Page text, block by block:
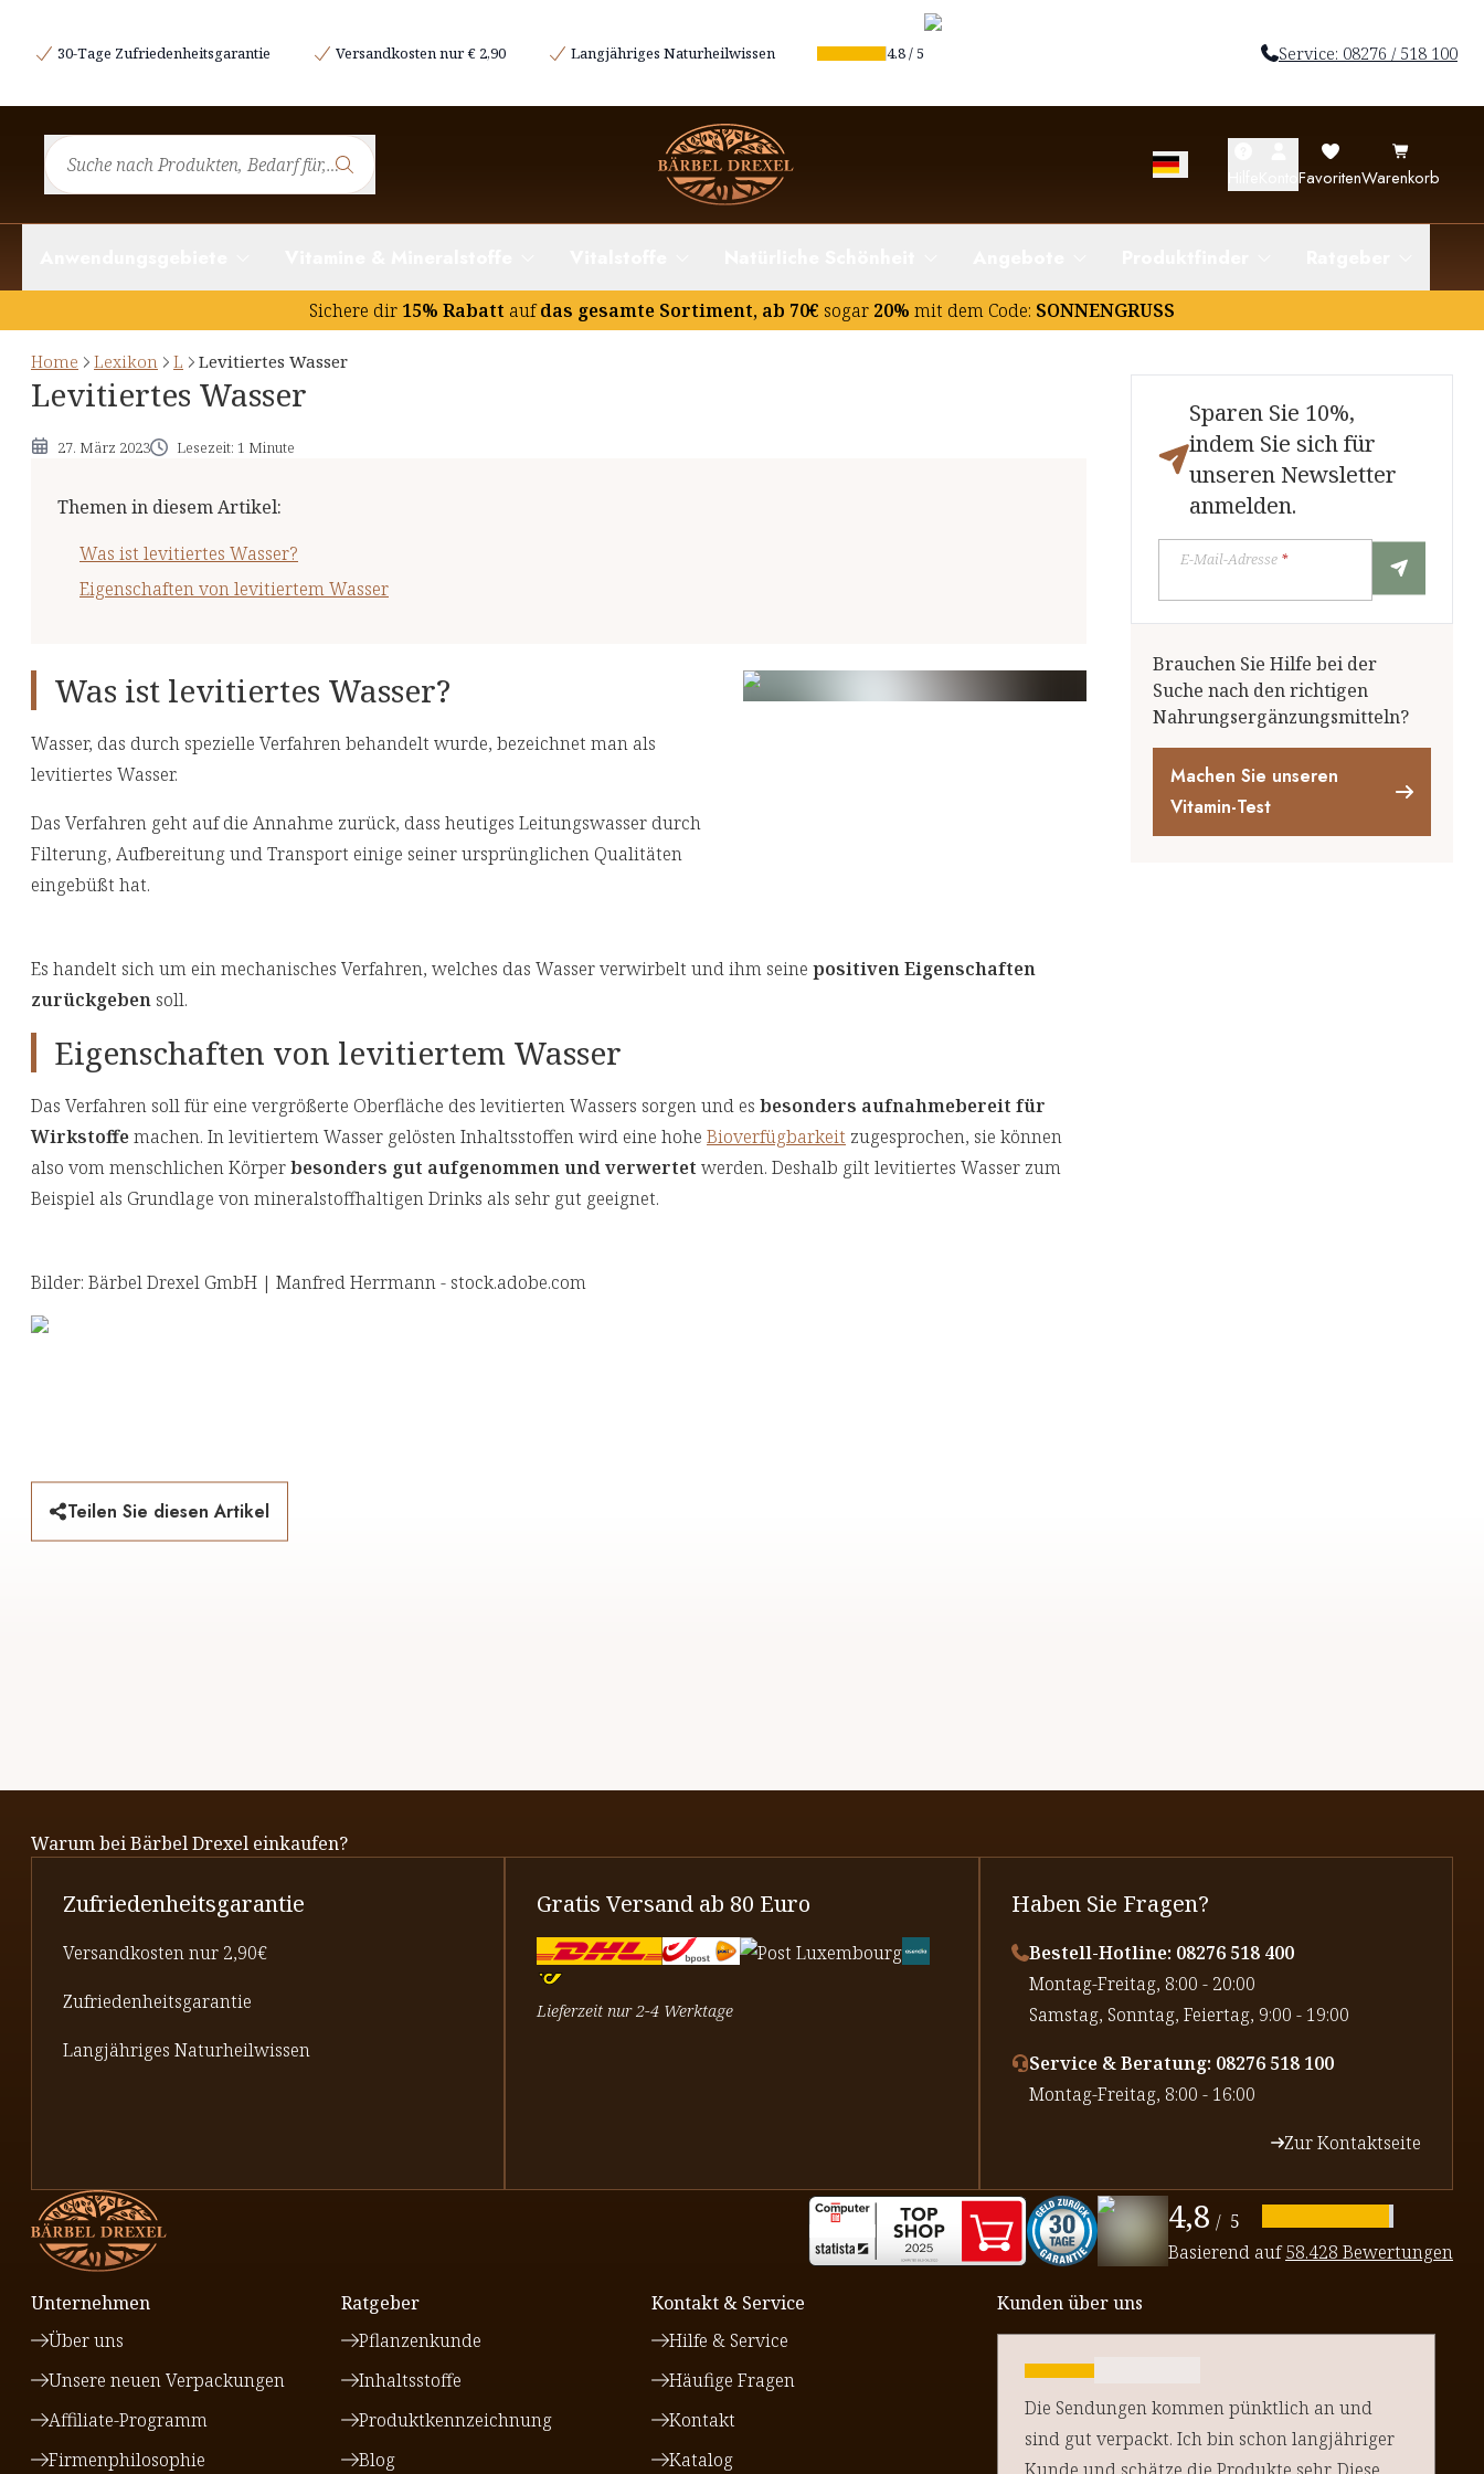
30-Tage Zufriedenheitsgarantie Versandkosten nur € 2,90 Langjähriges Naturheilwissen 4.8/5 Service: 08276 / 518 100
FavoritenWarenkorb
Sichere dir 15% Rabatt aufdas gesamte Sortiment, ab 70€ sogar 20% mit dem Code: SONNENGRUSS
Home Lexikon L Levitiertes Wasser
Levitiertes Wasser
27. März 2023 Lesezeit: 1 Minute
Themen in diesem Artikel:
Was ist levitiertes Wasser?
Eigenschaften von levitiertem Wasser
Was ist levitiertes Wasser?
Was ist levitiertes Wasser?
Wasser, das durch spezielle Verfahren behandelt wurde, bezeichnet man als
levitiertes Wasser.
Das Verfahren geht auf die Annahme zurück, dass heutiges Leitungswasser durch
Filterung, Aufbereitung und Transport einige seiner ursprünglichen Qualitäten
eingebüßt hat.
Es handelt sich um ein mechanisches Verfahren, welches das Wasser verwirbelt und ihm seine positiven Eigenschaften
zurückgeben soll.
Eigenschaften von levitiertem Wasser
Das Verfahren soll für eine vergrößerte Oberfläche des levitierten Wassers sorgen und es besonders aufnahmebereit für
Wirkstoffemachen. In levitiertem Wasser gelösten Inhaltsstoffen wird eine hohe Bioverfügbarkeit zugesprochen, sie können
also vom menschlichen Körperbesonders gut aufgenommen und verwertet werden. Deshalb gilt levitiertes Wasser zum
Beispiel als Grundlage von mineralstoffhaltigen Drinks als sehr gut geeignet.
Bilder: Bärbel Drexel GmbH | Manfred Herrmann - stock.adobe.com
Teilen Sie diesen Artikel
Sparen Sie 10%,
indem Sie sich für
unseren Newsletter
anmelden.
E-Mail-Adresse*
Brauchen Sie Hilfe bei der
Suche nach den richtigen
Nahrungsergänzungsmitteln?
Machen Sie unseren
Vitamin-Test
Warum bei Bärbel Drexel einkaufen?
Zufriedenheitsgarantie
Versandkosten nur 2,90€
Zufriedenheitsgarantie
Langjähriges Naturheilwissen
Gratis Versand ab 80 Euro
Lieferzeit nur 2-4 Werktage
Haben Sie Fragen?
Bestell-Hotline: 08276 518 400
⁠Montag-Freitag, 8:00 - 20:00
⁠Samstag, Sonntag, Feiertag, 9:00 - 19:00
Service & Beratung: 08276 518 100
⁠Montag-Freitag, 8:00 - 16:00
Zur Kontaktseite
4,8 / 5
Basierend auf58.428 Bewertungen
Unternehmen
Über uns
Unsere neuen Verpackungen
Affiliate-Programm
Firmenphilosophie
Ratgeber
Pflanzenkunde
Inhaltsstoffe
Produktkennzeichnung
Blog
Kontakt & Service
Hilfe & Service
Häufige Fragen
Kontakt
Katalog
Kunden über uns
Die Sendungen kommen pünktlich an und
sind gut verpackt. Ich bin schon langjähriger